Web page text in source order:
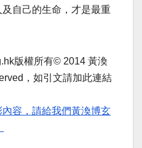
自己的生命，才是最重
版權所有© 2014 黃渙
，如引文請加此連結
容，請給我們黃渙博玄